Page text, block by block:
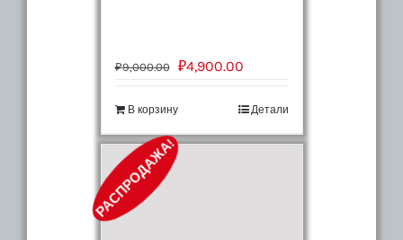
₽9,000.00 ₽4,900.00
В корзину Детали
РАСПРОДАЖА!